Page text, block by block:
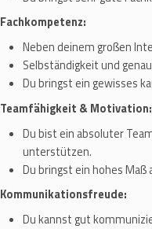
Fachkompetenz:
Neben deinem großen
Selbständigkeit und
Du bringst ein gewisses
Teamfähigkeit & Motivation:
Du bist ein absoluter
unterstützen.
Du bringst ein hohes
Kommunikationsfreude:
Du kannst gut